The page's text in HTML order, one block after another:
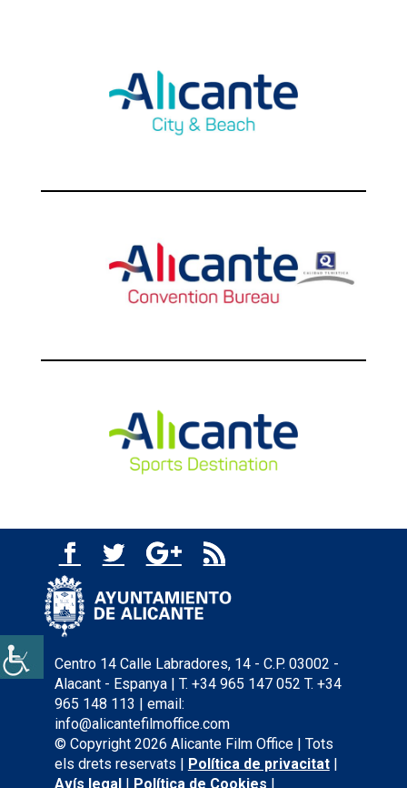
Centro 14 Calle Labradores, 14 - C.P. 03002 -
Alacant - Espanya | T. +34 965 147 052 T. +34
965 148 113 | email:
info@alicantefilmoffice.com
© Copyright 2026 Alicante Film Office | Tots
els drets reservats | Política de privacitat|
Avís legal| Política de Cookies |